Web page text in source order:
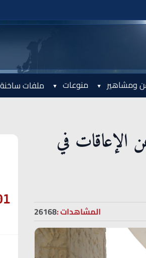
ومشاهير منوعات ملفات ساخنة
الإعاقات في
المشاهدات :26168